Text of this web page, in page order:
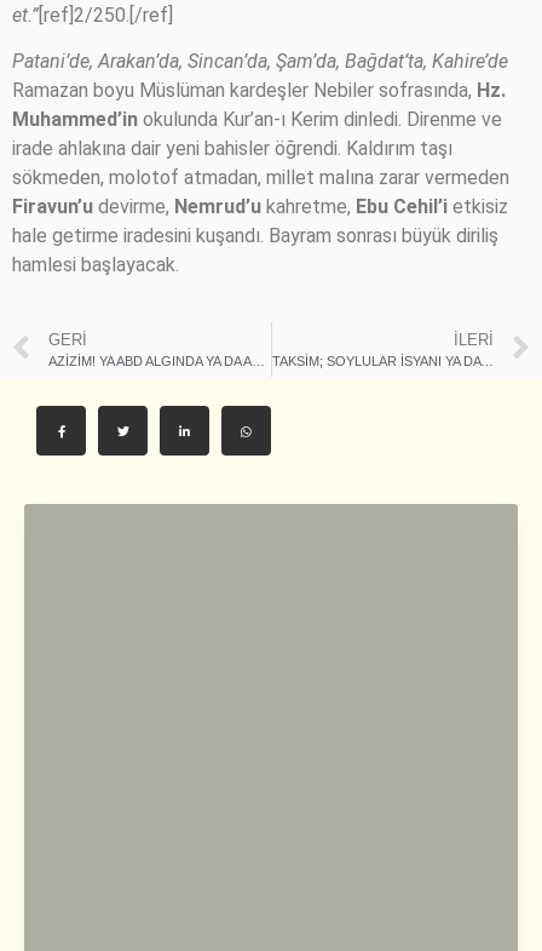
et.” [ref]2/250.[/ref]
Patani’de, Arakan’da, Sincan’da, Şam’da, Bağdat’ta, Kahire’de
Ramazan boyu Müslüman kardeşler Nebiler sofrasında, Hz.
Muhammed’in okulunda Kur’an-ı Kerim dinledi. Direnme ve
irade ahlakına dair yeni bahisler öğrendi. Kaldırım taşı
sökmeden, molotof atmadan, millet malına zarar vermeden
Firavun’u devirme, Nemrud’u kahretme, Ebu Cehil’i etkisiz
hale getirme iradesini kuşandı. Bayram sonrası büyük diriliş
hamlesi başlayacak.
GERI İLERI
TAKSİM; SOYLULAR İSYANI YA DA İDRAK YOLLARI HASTALIĞI